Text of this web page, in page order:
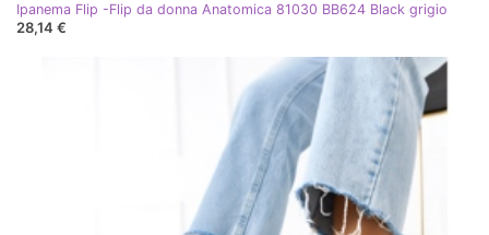
Ipanema Flip -Flip da donna Anatomica 81030 BB624 Black grigio
28,14 €